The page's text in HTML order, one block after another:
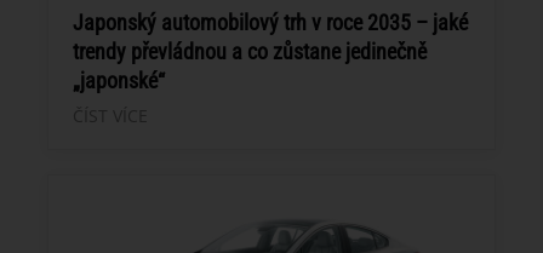
Japonský automobilový trh v roce 2035 – jaké
trendy převládnou a co zůstane jedinečně
„japonské“